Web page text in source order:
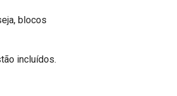
blocos
incluídos.